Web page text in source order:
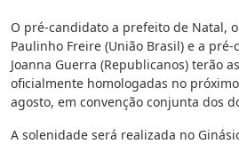
O pré-candidato a prefeito de Natal,
Paulinho Freire (União Brasil) e a
Joanna Guerra (Republicanos) terão
oficialmente homologadas no
agosto, em convenção conjunta dos
A solenidade será realizada no